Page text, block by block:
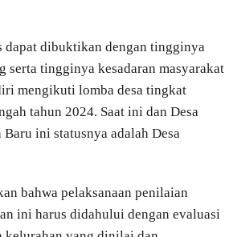
dibuktikan dengan tingginya
serta tingginya kesadaran masyarakat
mengikuti lomba desa tingkat
tahun 2024. Saat ini dan Desa
ini statusnya adalah Desa
bahwa pelaksanaan penilaian
ini harus didahului dengan evaluasi